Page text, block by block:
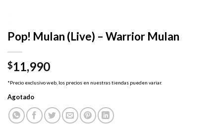
Pop! Mulan (Live) – Warrior Mulan
$11,990
*Precio exclusivo web, los precios en nuestras tiendas pueden variar.
Agotado